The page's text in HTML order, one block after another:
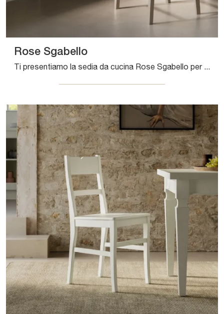
Rose Sgabello
Ti presentiamo la sedia da cucina Rose Sgabello per ambientazioni classiche, tra le più esclusive Sedie sgabelli di Arredo3.